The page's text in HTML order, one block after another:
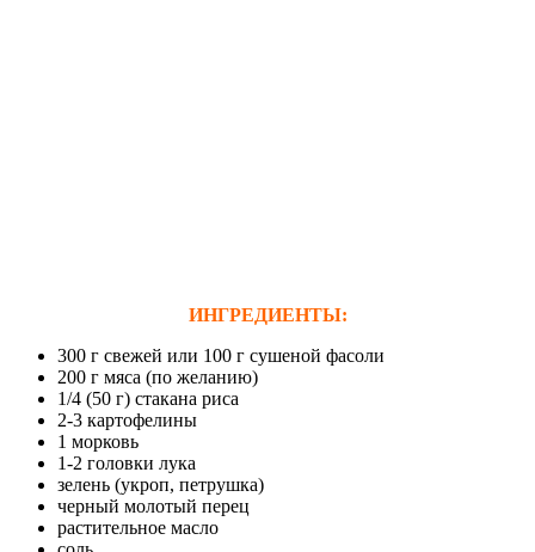
ИНГРЕДИЕНТЫ:
300 г свежей или 100 г сушеной фасоли
200 г мяса (по желанию)
1/4 (50 г) стакана риса
2-3 картофелины
1 морковь
1-2 головки лука
зелень (укроп, петрушка)
черный молотый перец
растительное масло